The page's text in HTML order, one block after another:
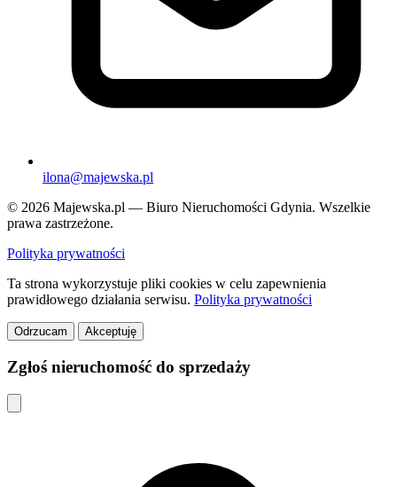
ilona@majewska.pl
© 2026 Majewska.pl — Biuro Nieruchomości Gdynia. Wszelkie
prawa zastrzeżone.
Polityka prywatności
Ta strona wykorzystuje pliki cookies w celu zapewnienia
prawidłowego działania serwisu. Polityka prywatności
Odrzucam Akceptuję
Zgłoś nieruchomość do sprzedaży